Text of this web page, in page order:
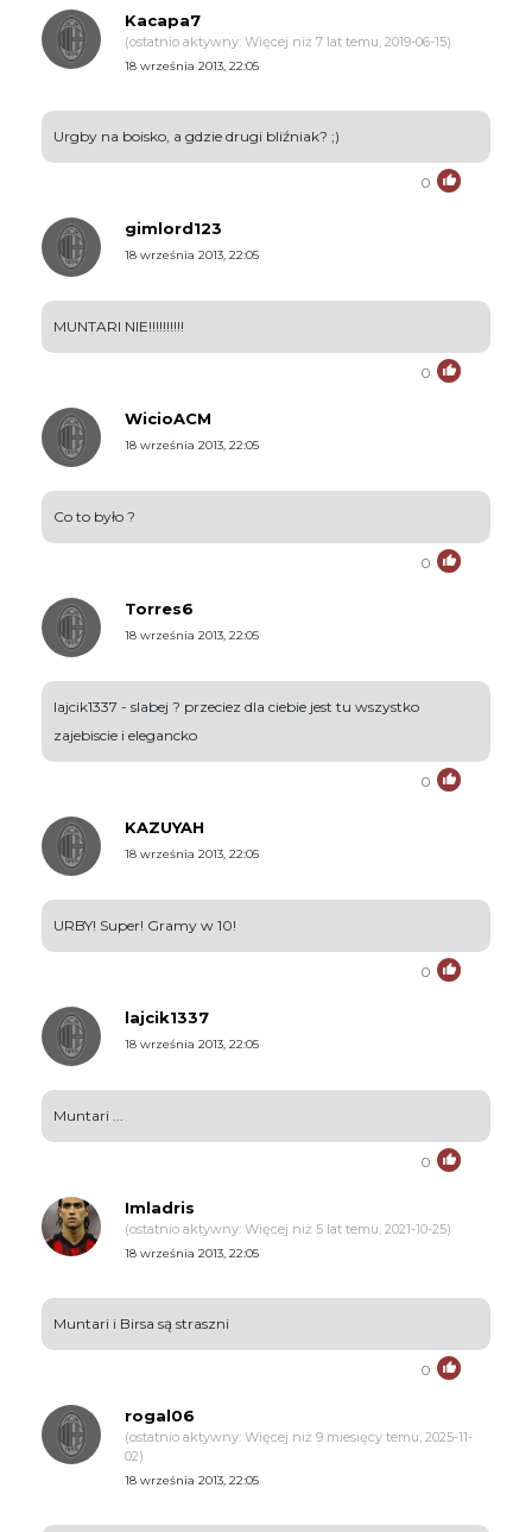
Kacapa7
(ostatnio aktywny: Więcej niż 7 lat temu, 2019-06-15)
18 września 2013, 22:05
Urgby na boisko, a gdzie drugi bliźniak? ;)
0
gimlord123
18 września 2013, 22:05
MUNTARI NIE!!!!!!!!!!
0
WicioACM
18 września 2013, 22:05
Co to było ?
0
Torres6
18 września 2013, 22:05
lajcik1337 - slabej ? przeciez dla ciebie jest tu wszystko
zajebiscie i elegancko
0
KAZUYAH
18 września 2013, 22:05
URBY! Super! Gramy w 10!
0
lajcik1337
18 września 2013, 22:05
Muntari ...
0
Imladris
(ostatnio aktywny: Więcej niż 5 lat temu, 2021-10-25)
18 września 2013, 22:05
Muntari i Birsa są straszni
0
rogal06
(ostatnio aktywny: Więcej niż 9 miesięcy temu, 2025-11-
02)
18 września 2013, 22:05